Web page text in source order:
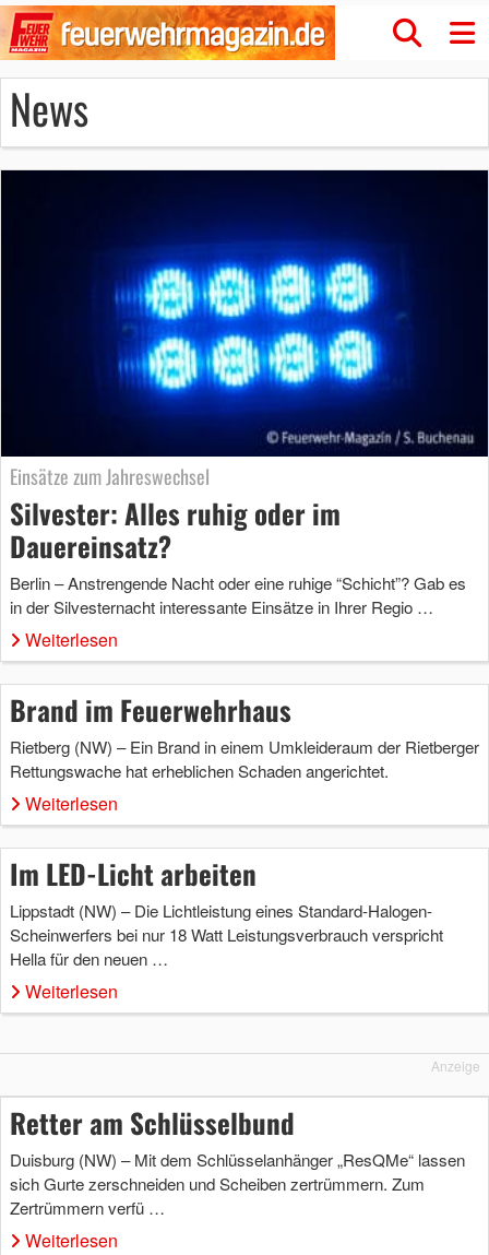
News
Einsätze zum Jahreswechsel
Silvester: Alles ruhig oder im
Dauereinsatz?
Berlin – Anstrengende Nacht oder eine ruhige “Schicht”? Gab es
in der Silvesternacht interessante Einsätze in Ihrer Regio …
Weiterlesen
Brand im Feuerwehrhaus
Rietberg (NW) – Ein Brand in einem Umkleideraum der Rietberger
Rettungswache hat erheblichen Schaden angerichtet.
Weiterlesen
Im LED-Licht arbeiten
Lippstadt (NW) – Die Lichtleistung eines Standard-Halogen-
Scheinwerfers bei nur 18 Watt Leistungsverbrauch verspricht
Hella für den neuen …
Weiterlesen
Anzeige
Retter am Schlüsselbund
Duisburg (NW) – Mit dem Schlüsselanhänger „ResQMe“ lassen
sich Gurte zerschneiden und Scheiben zertrümmern. Zum
Zertrümmern verfü …
Weiterlesen